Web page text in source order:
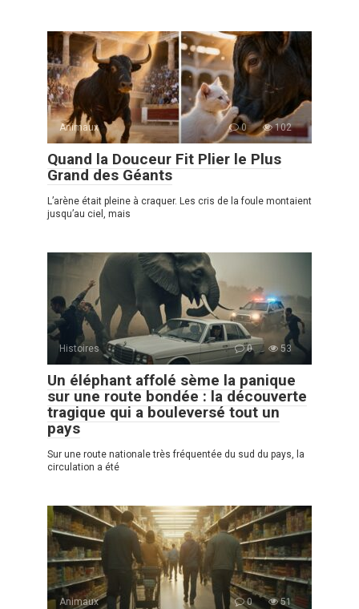
Animaux 0 102
Quand la Douceur Fit Plier le Plus
Grand des Géants
L’arène était pleine à craquer. Les cris de la foule montaient
jusqu’au ciel, mais
Histoires 0 53
Un éléphant affolé sème la panique
sur une route bondée : la découverte
tragique qui a bouleversé tout un
pays
Sur une route nationale très fréquentée du sud du pays, la
circulation a été
Animaux 0 51